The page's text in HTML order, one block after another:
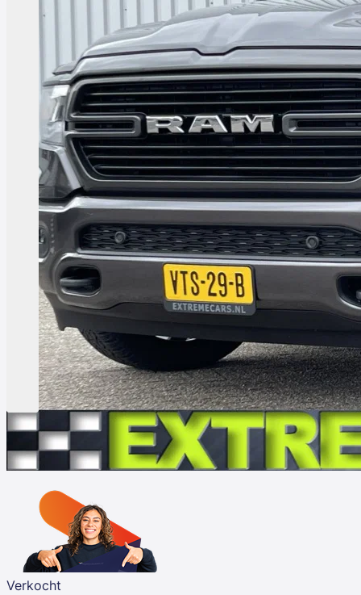
Verkocht